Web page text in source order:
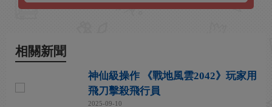
相關新聞
神仙級操作 《戰地風雲2042》玩家用
飛刀擊殺飛行員
2025-09-10